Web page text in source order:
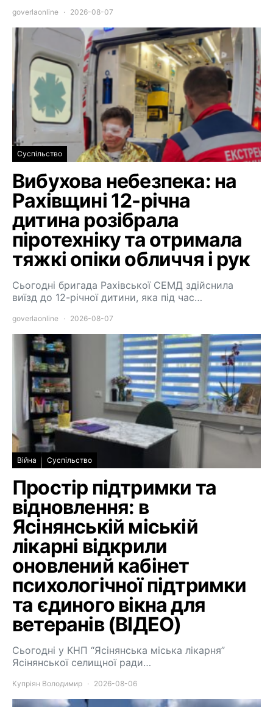
goverlaonline 2026-08-07
Суспільство
Вибухова небезпека: на
Рахівщині 12-річна
дитина розібрала
піротехніку та отримала
тяжкі опіки обличчя і рук
Сьогодні бригада Рахівської СЕМД здійснила
виїзд до 12-річної дитини, яка під час…
goverlaonline 2026-08-07
Війна Суспільство
Простір підтримки та
відновлення: в
Ясінянській міській
лікарні відкрили
оновлений кабінет
психологічної підтримки
та єдиного вікна для
ветеранів (ВІДЕО)
Сьогодні у КНП “Ясінянська міська лікарня”
Ясінянської селищної ради…
Купріян Володимир 2026-08-06